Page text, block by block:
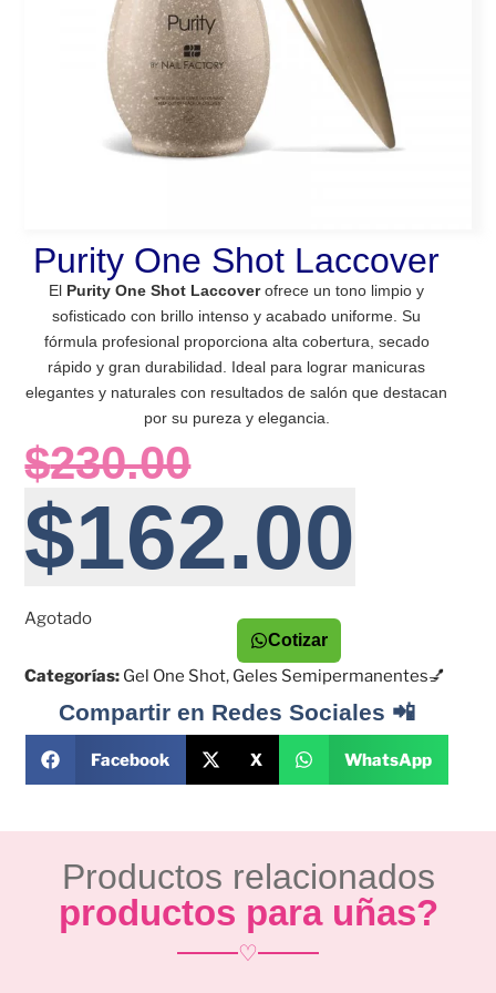
Purity One Shot Laccover
El Purity One Shot Laccoverofrece un tono limpio y
sofisticado con brillo intenso y acabado uniforme. Su
fórmula profesional proporciona alta cobertura, secado
rápido y gran durabilidad. Ideal para lograr manicuras
elegantes y naturales con resultados de salón que destacan
por su pureza y elegancia.
$230.00
$162.00
Agotado
Cotizar
Categorías: Gel One Shot, Geles Semipermanentes💅
Compartir en Redes Sociales 📲
Facebook X WhatsApp
Productos relacionados
productos para uñas?
♡